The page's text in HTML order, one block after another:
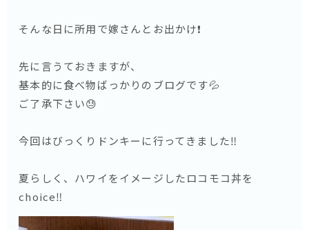
そんな日に所用で嫁さんとお出かけ❗️
先に言うておきますが、
基本的に食べ物ばっかりのブログです💦
ご了承下さい😓
今回はびっくりドンキーに行ってきました‼️
夏らしく、ハワイをイメージしたロコモコ丼を
choice‼️